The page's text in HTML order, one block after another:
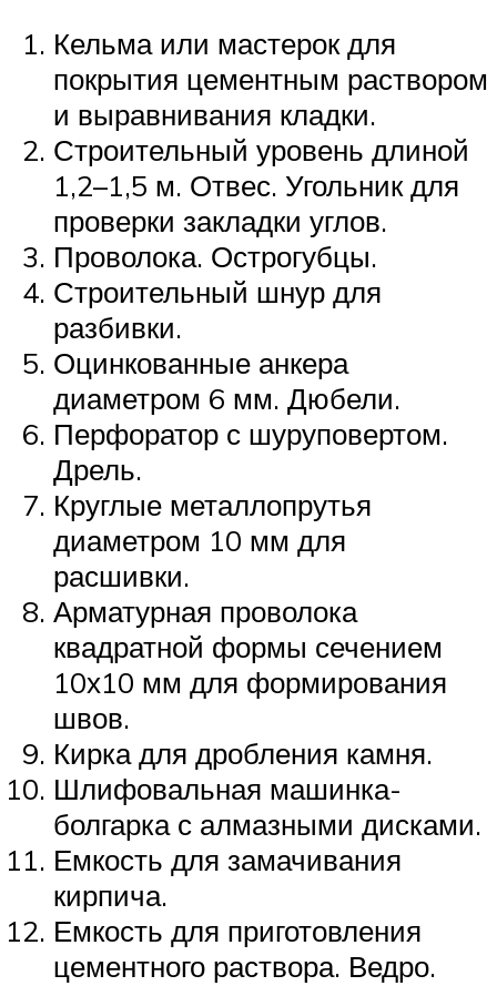
Кельма или мастерок для
покрытия цементным раствором
и выравнивания кладки.
Строительный уровень длиной
1,2–1,5 м. Отвес. Угольник для
проверки закладки углов.
Проволока. Острогубцы.
Строительный шнур для
разбивки.
Оцинкованные анкера
диаметром 6 мм. Дюбели.
Перфоратор с шуруповертом.
Дрель.
Круглые металлопрутья
диаметром 10 мм для
расшивки.
Арматурная проволока
квадратной формы сечением
10х10 мм для формирования
швов.
Кирка для дробления камня.
Шлифовальная машинка-
болгарка с алмазными дисками.
Емкость для замачивания
кирпича.
Емкость для приготовления
цементного раствора. Ведро.